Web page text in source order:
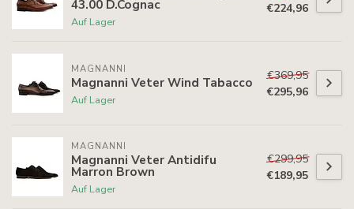
43.00 D.Cognac
Auf Lager
€224,96
MAGNANNI
Magnanni Veter Wind Tabacco
Auf Lager
€369,95
€295,96
MAGNANNI
Magnanni Veter Antidifu
Marron Brown
Auf Lager
€299,95
€189,95